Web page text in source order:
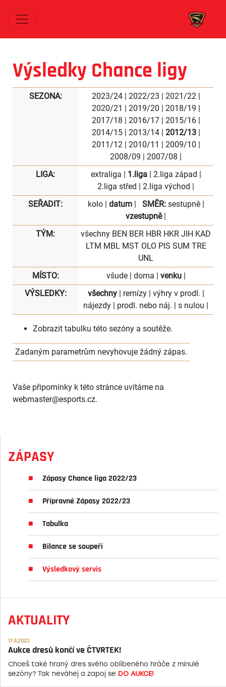
Výsledky Chance ligy
SEZONA: 2023/24| 2022/23 | 2021/22|
2020/21 | 2019/20 | 2018/19 |
2017/18 | 2016/17| 2015/16|
2014/15| 2013/14| 2012/13|
2011/12| 2010/11 | 2009/10 |
2008/09 | 2007/08 |
LIGA:
extraliga | 1.liga| 2.liga západ |
2.liga střed | 2.liga východ |
SEŘADIT:
kolo| datum| SMĚR: sestupně|
vzestupně|
TÝM:
všechny BEN BER HBR HKR JIH KAD
LTM MBL MST OLO PIS SUM TRE
UNL
MÍSTO:
všude| doma | venku|
VÝSLEDKY:
všechny| remízy| výhry v prodl. |
nájezdy | prodl. nebo náj. | s nulou |
Zobrazit tabulku této sezóny a soutěže.
Zadaným parametrům nevyhovuje žádný zápas.
Vaše připomínky k této stránce uvítáme na
webmaster@esports.cz.
ZÁPASY
Zápasy Chance liga 2022/23
Přípravné Zápasy 2022/23
Tabulka
Bilance se soupeři
Výsledkový servis
AKTUALITY
17.4.2023
Aukce dresů končí ve ČTVRTEK!
Chceš také hraný dres svého oblíbeného hráče z minulé
sezóny? Tak neváhej a zapoj se DO AUKCE!